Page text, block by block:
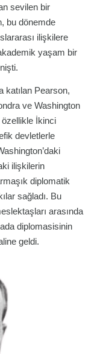
sevilen bir
bu dönemde
ilişkilere
yaşam bir
katılan Pearson,
ve Washington
İkinci
devletlerle
ilişkilerin
diplomatik
sağladı. Bu
arasında
diplomasisinin
geldi.